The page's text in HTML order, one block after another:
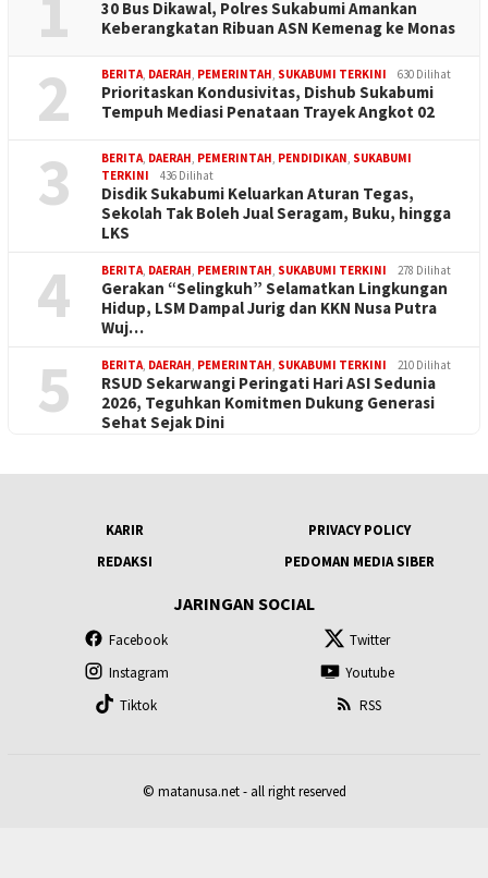
30 Bus Dikawal, Polres Sukabumi Amankan
Keberangkatan Ribuan ASN Kemenag ke Monas
2 BERITA, DAERAH, PEMERINTAH, SUKABUMI TERKINI 630 Dilihat
Prioritaskan Kondusivitas, Dishub Sukabumi
Tempuh Mediasi Penataan Trayek Angkot 02
3 BERITA, DAERAH, PEMERINTAH, PENDIDIKAN, SUKABUMI
TERKINI
436 Dilihat
Disdik Sukabumi Keluarkan Aturan Tegas,
Sekolah Tak Boleh Jual Seragam, Buku, hingga
LKS
4 BERITA, DAERAH, PEMERINTAH, SUKABUMI TERKINI 278 Dilihat
Gerakan “Selingkuh” Selamatkan Lingkungan
Hidup, LSM Dampal Jurig dan KKN Nusa Putra
Wuj…
5 BERITA, DAERAH, PEMERINTAH, SUKABUMI TERKINI 210 Dilihat
RSUD Sekarwangi Peringati Hari ASI Sedunia
2026, Teguhkan Komitmen Dukung Generasi
Sehat Sejak Dini
KARIR
PRIVACY POLICY
REDAKSI
PEDOMAN MEDIA SIBER
JARINGAN SOCIAL
Facebook
Twitter
Instagram
Youtube
Tiktok
RSS
© matanusa.net - all right reserved